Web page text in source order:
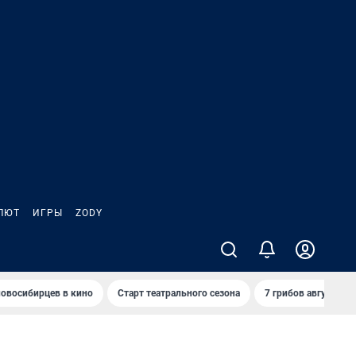
ИГРЫ ZODY
в кино Старт театрального сезона 7 грибов августа